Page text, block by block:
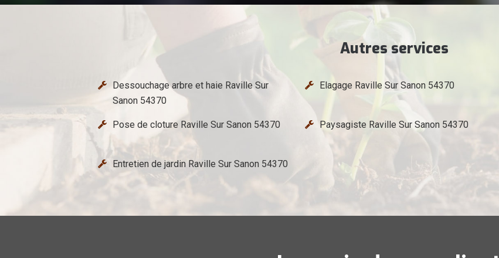
Autres services
Dessouchage arbre et haie Raville Sur
Sanon 54370
Elagage Raville Sur Sanon 54370
Pose de cloture Raville Sur Sanon 54370 Paysagiste Raville Sur Sanon 54370
Entretien de jardin Raville Sur Sanon 54370